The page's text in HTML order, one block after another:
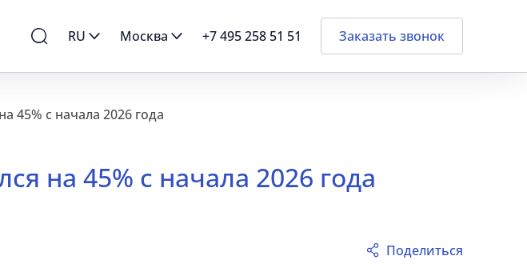
RU Москва +7 495 258 51 51 Заказать звонок
45% с начала 2026 года
на 45% с начала 2026 года
Поделиться